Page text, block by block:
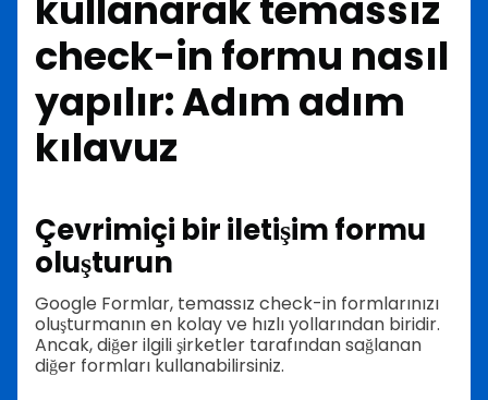
kullanarak temassız
check-in formu nasıl
yapılır: Adım adım
kılavuz
Çevrimiçi bir iletişim formu
oluşturun
Google Formlar, temassız check-in formlarınızı
oluşturmanın en kolay ve hızlı yollarından biridir.
Ancak, diğer ilgili şirketler tarafından sağlanan
diğer formları kullanabilirsiniz.